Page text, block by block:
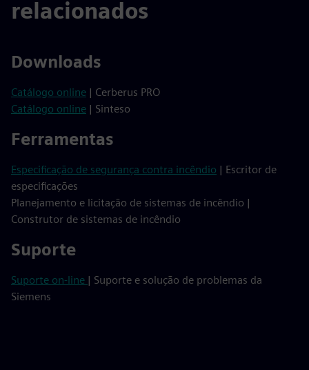
relacionados
Downloads
Catálogo online | Cerberus PRO
Catálogo online | Sinteso
Ferramentas
Especificação de segurança contra incêndio | Escritor de
especificações
Planejamento e licitação de sistemas de incêndio |
Construtor de sistemas de incêndio
Suporte
Suporte on-line | Suporte e solução de problemas da
Siemens